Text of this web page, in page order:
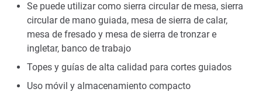
Se puede utilizar como sierra circular de mesa, sierra
circular de mano guiada, mesa de sierra de calar,
mesa de fresado y mesa de sierra de tronzar e
ingletar, banco de trabajo
Topes y guías de alta calidad para cortes guiados
Uso móvil y almacenamiento compacto